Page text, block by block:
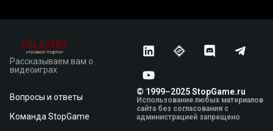
Рассказываем вам о
видеоиграх
Вопросы и ответы
Команда StopGame
© 1999–2025 StopGame.ru
Использование любых материалов
сайта без согласования с
администрацией запрещено